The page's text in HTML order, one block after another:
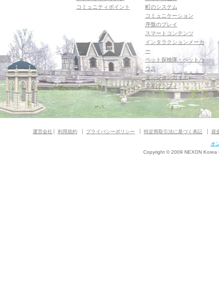
コミュニティポイント
町のシステム
コミュニケーション
序盤のプレイ
スマートコンテンツ
インタラクションメーカ
ー
ペット探検隊・ペットハ
ウス
ダンジョンガイド
マギグラフィ
運営会社 利用規約 プライバシーポリシー 特定商取引法に基づく表記 資
オ
Copyright © 2009 NEXON Korea